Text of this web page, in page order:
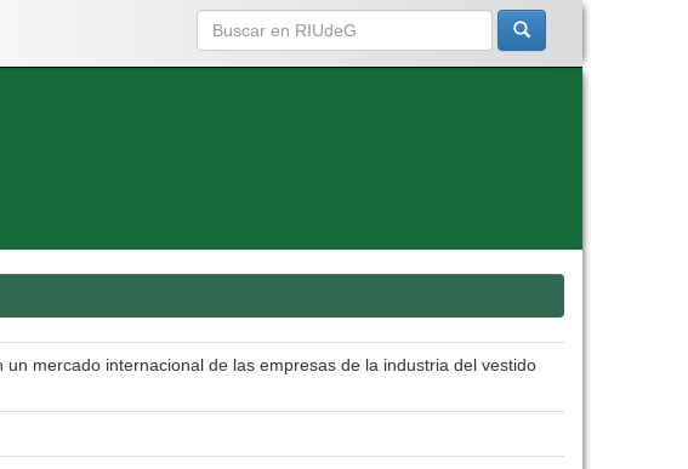
mercado internacional de las empresas de la industria del vestido